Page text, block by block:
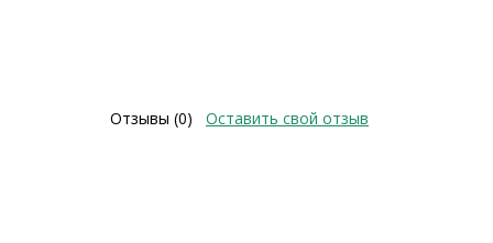
Отзывы (0) Оставить свой отзыв